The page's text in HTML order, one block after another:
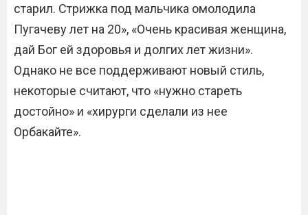
старил. Стрижка под мальчика омолодила
Пугачеву лет на 20», «Очень красивая женщина,
дай Бог ей здоровья и долгих лет жизни».
Однако не все поддерживают новый стиль,
некоторые считают, что «нужно стареть
достойно» и «хирурги сделали из нее
Орбакайте».